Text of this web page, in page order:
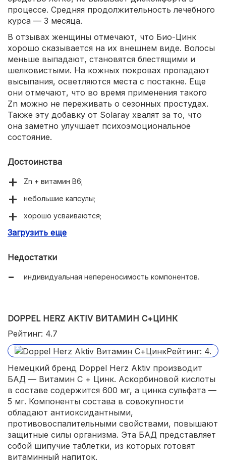
процессе. Средняя продолжительность лечебного
курса — 3 месяца.
В отзывах женщины отмечают, что Био-Цинк
хорошо сказывается на их внешнем виде. Волосы
меньше выпадают, становятся блестящими и
шелковистыми. На кожных покровах пропадают
высыпания, осветляются места с постакне. Еще
они отмечают, что во время применения такого
Zn можно не переживать о сезонных простудах.
Также эту добавку от Solaray хвалят за то, что
она заметно улучшает психоэмоциональное
состояние.
Достоинства
Zn + витамин В6;
небольшие капсулы;
хорошо усваиваются;
улучшают состояние волос и ногтей;
Загрузить еще
Недостатки
индивидуальная непереносимость компонентов.
DOPPEL HERZ AKTIV ВИТАМИН С+ЦИНК
Рейтинг: 4.7
Немецкий бренд Doppel Herz Aktiv производит
БАД — Витамин С + Цинк. Аскорбиновой кислоты
в составе содержится 600 мг, а цинка сульфата —
5 мг. Компоненты состава в совокупности
обладают антиоксидантными,
противовоспалительными свойствами, повышают
защитные силы организма. Эта БАД представляет
собой шипучие таблетки, из которых готовят
витаминный напиток.